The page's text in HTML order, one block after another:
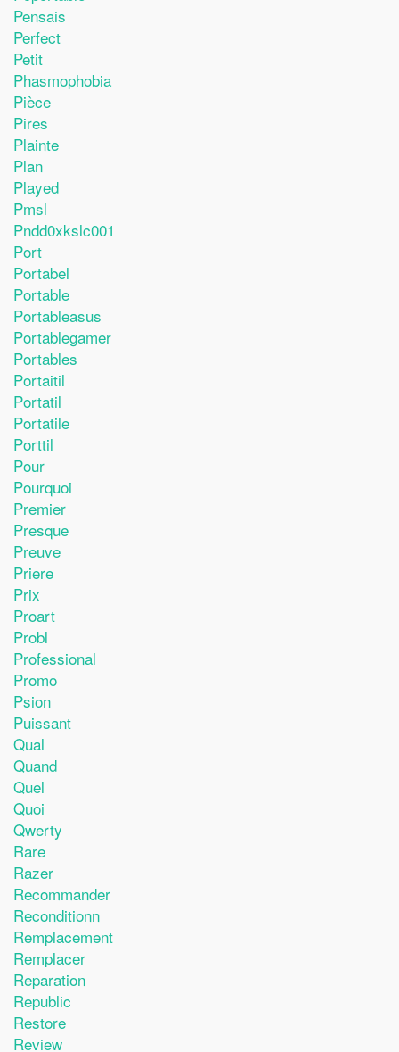
Pensais
Perfect
Petit
Phasmophobia
Pièce
Pires
Plainte
Plan
Played
Pmsl
Pndd0xkslc001
Port
Portabel
Portable
Portableasus
Portablegamer
Portables
Portaitil
Portatil
Portatile
Porttil
Pour
Pourquoi
Premier
Presque
Preuve
Priere
Prix
Proart
Probl
Professional
Promo
Psion
Puissant
Qual
Quand
Quel
Quoi
Qwerty
Rare
Razer
Recommander
Reconditionn
Remplacement
Remplacer
Reparation
Republic
Restore
Review